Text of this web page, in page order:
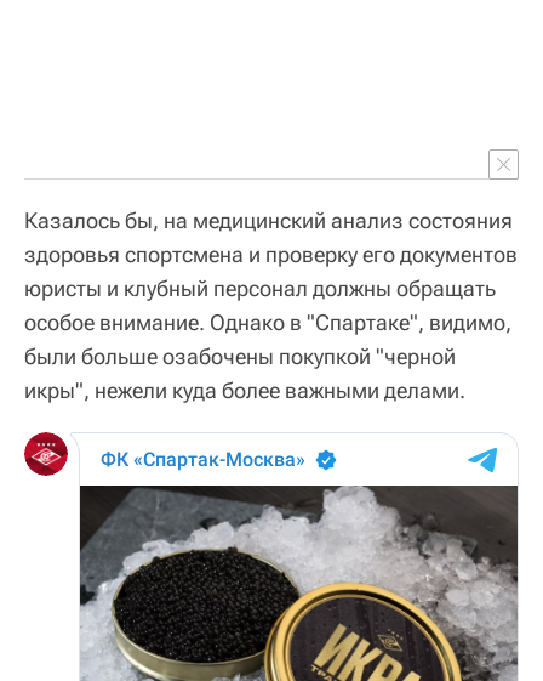
Казалось бы, на медицинский анализ состояния
здоровья спортсмена и проверку его документов
юристы и клубный персонал должны обращать
особое внимание. Однако в "Спартаке", видимо,
были больше озабочены покупкой "черной
икры", нежели куда более важными делами.